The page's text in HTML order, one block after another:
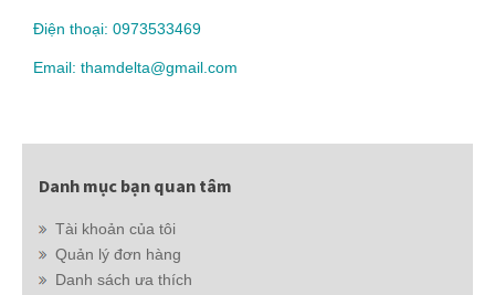
Điện thoại: 0973533469
Email: thamdelta@gmail.com
Danh mục bạn quan tâm
Tài khoản của tôi
Quản lý đơn hàng
Danh sách ưa thích